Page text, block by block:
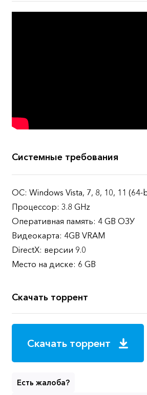
Системные требования
ОС: Windows Vista, 7, 8, 10, 11 (64-
Процессор: 3.8 GHz
Оперативная память: 4 GB ОЗУ
Видеокарта: 4GB VRAM
DirectX: версии 9.0
Место на диске: 6 GB
Скачать торрент
Скачать торрент
Есть жалоба?